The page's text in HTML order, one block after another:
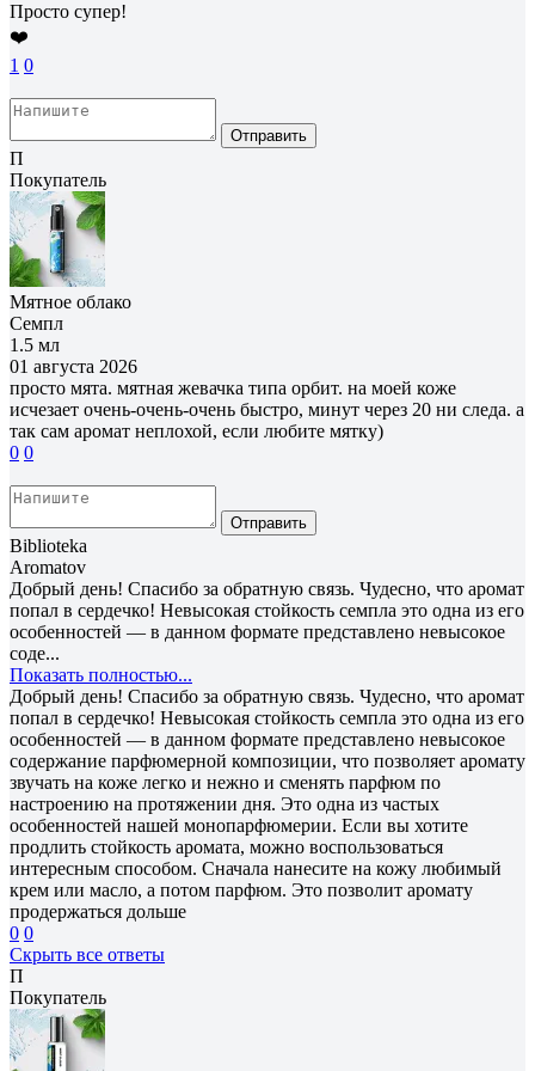
Просто супер!
❤️
1 0
Отправить
П
Покупатель
Мятное облако
Семпл
1.5 мл
01 августа 2026
просто мята. мятная жевачка типа орбит. на моей коже
исчезает очень-очень-очень быстро, минут через 20 ни следа. а
так сам аромат неплохой, если любите мятку)
0 0
Отправить
Biblioteka
Aromatov
Добрый день! Спасибо за обратную связь. Чудесно, что аромат
попал в сердечко! Невысокая стойкость семпла это одна из его
особенностей — в данном формате представлено невысокое
соде...
Показать полностью...
Добрый день! Спасибо за обратную связь. Чудесно, что аромат
попал в сердечко! Невысокая стойкость семпла это одна из его
особенностей — в данном формате представлено невысокое
содержание парфюмерной композиции, что позволяет аромату
звучать на коже легко и нежно и сменять парфюм по
настроению на протяжении дня. Это одна из частых
особенностей нашей монопарфюмерии. Если вы хотите
продлить стойкость аромата, можно воспользоваться
интересным способом. Сначала нанесите на кожу любимый
крем или масло, а потом парфюм. Это позволит аромату
продержаться дольше
0 0
Скрыть все ответы
П
Покупатель